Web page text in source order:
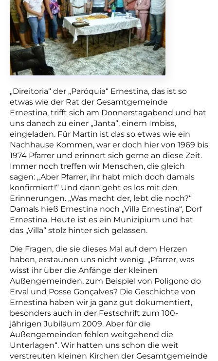
„Direitoria“ der „Paróquia“ Ernestina, das ist so
etwas wie der Rat der Gesamtgemeinde
Ernestina, trifft sich am Donnerstagabend und hat
uns danach zu einer „Janta“, einem Imbiss,
eingeladen. Für Martin ist das so etwas wie ein
Nachhause Kommen, war er doch hier von 1969 bis
1974 Pfarrer und erinnert sich gerne an diese Zeit.
Immer noch treffen wir Menschen, die gleich
sagen: „Aber Pfarrer, ihr habt mich doch damals
konfirmiert!“ Und dann geht es los mit den
Erinnerungen. „Was macht der, lebt die noch?“
Damals hieß Ernestina noch „Villa Ernestina“, Dorf
Ernestina. Heute ist es ein Munizipium und hat
das „Villa“ stolz hinter sich gelassen.
Die Fragen, die sie dieses Mal auf dem Herzen
haben, erstaunen uns nicht wenig. „Pfarrer, was
wisst ihr über die Anfänge der kleinen
Außengemeinden, zum Beispiel von Poligono do
Erval und Posse Gonçalves? Die Geschichte von
Ernestina haben wir ja ganz gut dokumentiert,
besonders auch in der Festschrift zum 100-
jährigen Jubiläum 2009. Aber für die
Außengemeinden fehlen weitgehend die
Unterlagen“. Wir hatten uns schon die weit
verstreuten kleinen Kirchen der Gesamtgemeinde